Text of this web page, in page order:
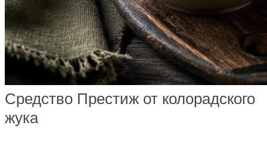
Средство Престиж от колорадского
жука